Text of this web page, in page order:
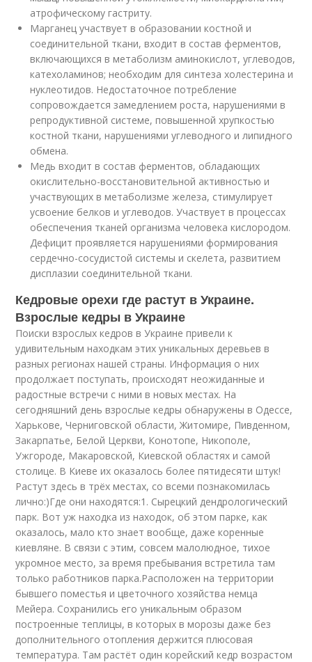
атрофическому гастриту.
Марганец участвует в образовании костной и
соединительной ткани, входит в состав ферментов,
включающихся в метаболизм аминокислот, углеводов,
катехоламинов; необходим для синтеза холестерина и
нуклеотидов. Недостаточное потребление
сопровождается замедлением роста, нарушениями в
репродуктивной системе, повышенной хрупкостью
костной ткани, нарушениями углеводного и липидного
обмена.
Медь входит в состав ферментов, обладающих
окислительно-восстановительной активностью и
участвующих в метаболизме железа, стимулирует
усвоение белков и углеводов. Участвует в процессах
обеспечения тканей организма человека кислородом.
Дефицит проявляется нарушениями формирования
сердечно-сосудистой системы и скелета, развитием
дисплазии соединительной ткани.
Кедровые орехи где растут в Украине.
Взрослые кедры в Украине
Поиски взрослых кедров в Украине привели к
удивительным находкам этих уникальных деревьев в
разных регионах нашей страны. Информация о них
продолжает поступать, происходят неожиданные и
радостные встречи с ними в новых местах. На
сегодняшний день взрослые кедры обнаружены в Одессе,
Харькове, Черниговской области, Житомире, Пивденном,
Закарпатье, Белой Церкви, Конотопе, Никополе,
Ужгороде, Макаровской, Киевской областях и самой
столице. В Киеве их оказалось более пятидесяти штук!
Растут здесь в трёх местах, со всеми познакомилась
лично:)Где они находятся:1. Сырецкий дендрологический
парк. Вот уж находка из находок, об этом парке, как
оказалось, мало кто знает вообще, даже коренные
киевляне. В связи с этим, совсем малолюдное, тихое
укромное место, за время пребывания встретила там
только работников парка.Расположен на территории
бывшего поместья и цветочного хозяйства немца
Мейера. Сохранились его уникальным образом
построенные теплицы, в которых в морозы даже без
дополнительного отопления держится плюсовая
температура. Там растёт один корейский кедр возрастом